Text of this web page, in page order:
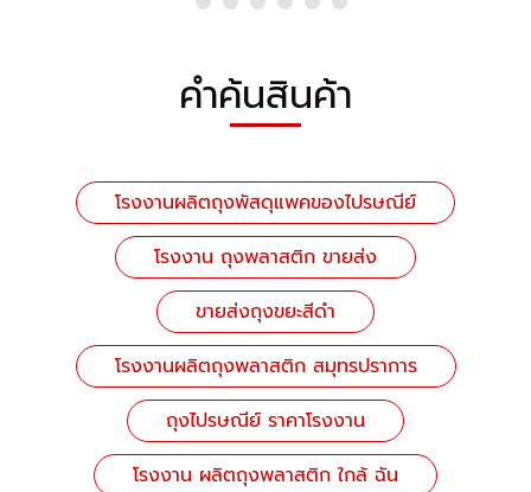
คำค้นสินค้า
โรงงานผลิตถุงพัสดุแพคของไปรษณีย์
โรงงาน ถุงพลาสติก ขายส่ง
ขายส่งถุงขยะสีดำ
โรงงานผลิตถุงพลาสติก สมุทรปราการ
ถุงไปรษณีย์ ราคาโรงงาน
โรงงาน ผลิตถุงพลาสติก ใกล้ ฉัน